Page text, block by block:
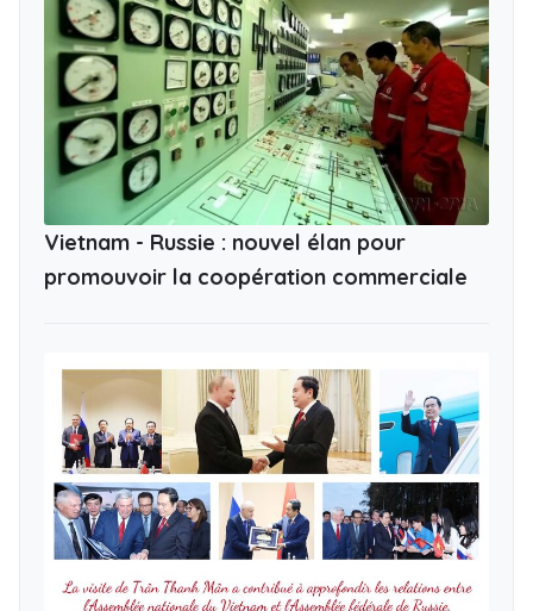
Vietnam - Russie : nouvel élan pour
promouvoir la coopération commerciale